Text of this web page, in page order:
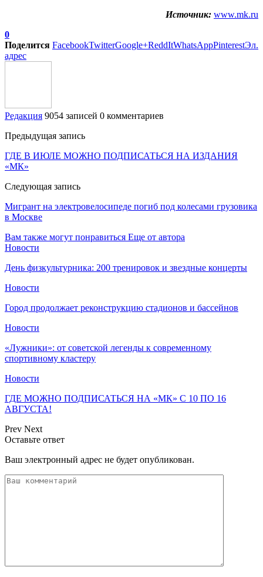
Источник: www.mk.ru
0
Поделится FacebookTwitterGoogle+ReddItWhatsAppPinterestЭл.
адрес
Редакция 9054 записей 0 комментариев
Предыдущая запись
ГДЕ В ИЮЛЕ МОЖНО ПОДПИСАТЬСЯ НА ИЗДАНИЯ
«МК»
Следующая запись
Мигрант на электровелосипеде погиб под колесами грузовика
в Москве
Вам также могут понравиться Еще от автора
Новости
День физкультурника: 200 тренировок и звездные концерты
Новости
Город продолжает реконструкцию стадионов и бассейнов
Новости
«Лужники»: от советской легенды к современному
спортивному кластеру
Новости
ГДЕ МОЖНО ПОДПИСАТЬСЯ НА «МК» С 10 ПО 16
АВГУСТА!
Prev Next
Оставьте ответ
Ваш электронный адрес не будет опубликован.